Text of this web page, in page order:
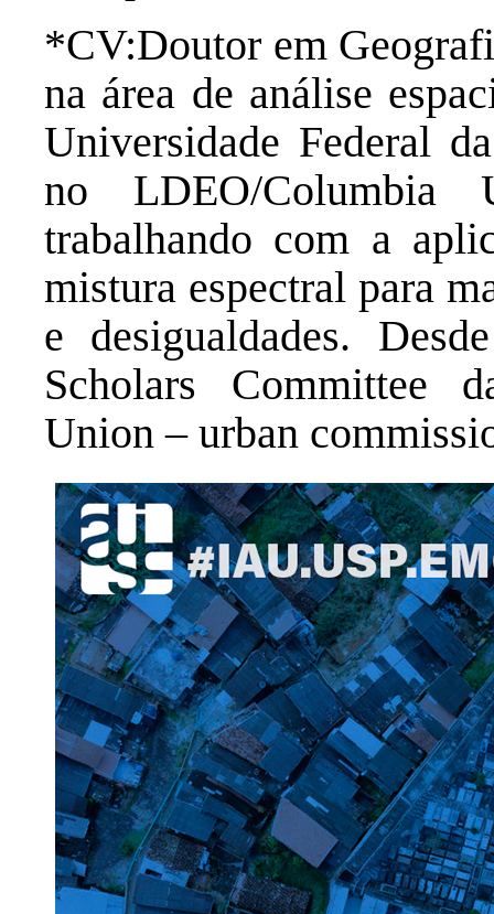
*CV:Doutor em
na área de análise
Universidade Federal
no LDEO/Columbia
trabalhando com a
mistura espectral para
e desigualdades.
Scholars Committee
Union – urban